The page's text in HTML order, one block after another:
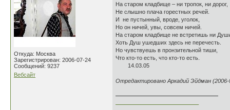
Откуда: Москва
Зарегистрирован: 2006-07-24
Сообщений: 9237
Вебсайт
На старом кладбище – ни тропок, ни дорог,
Не слышно плача горестных речей.
И не пустынный, вроде, уголок,
Но он ничей, увы, совсем ничей.
На старом кладбище не встретишь ни
Хоть Душ ушедших здесь не перечесть.
Но чувствуешь в пронзительной тиши,
Что кто-то есть, что кто-то есть.
14.03.05
Отредактировано Аркадий Эйдман (2006-